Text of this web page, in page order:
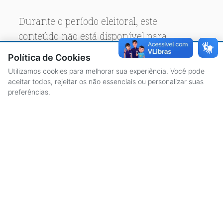
Durante o período eleitoral, este
conteúdo não está disponível para
acesso público.
Política de Cookies
Utilizamos cookies para melhorar sua experiência. Você pode
aceitar todos, rejeitar os não essenciais ou personalizar suas
preferências.